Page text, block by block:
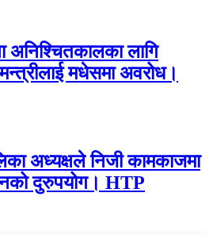
अनिश्चितकालका लागि
मधेसमा अवरोध।
अध्यक्षले निजी कामकाजमा
दुरुपयोग। HTP